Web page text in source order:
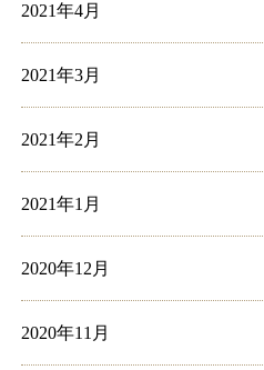
2021年4月
2021年3月
2021年2月
2021年1月
2020年12月
2020年11月